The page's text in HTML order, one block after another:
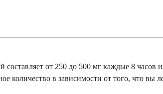
составляет от 250 до 500 мг каждые 8 часов
в зависимости от того, что вы